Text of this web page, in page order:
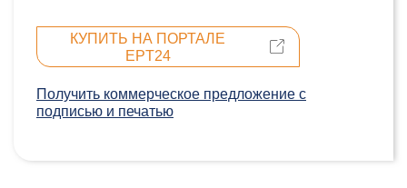
КУПИТЬ НА ПОРТАЛЕ
EPT24
Получить коммерческое предложение c
подписью и печатью